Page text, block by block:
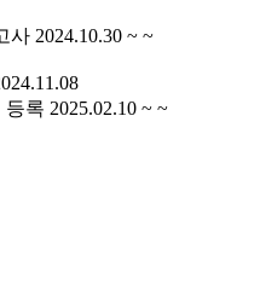
사 2024.10.30 ~ ~
등록 2025.02.10 ~ ~